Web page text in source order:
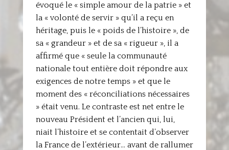
évoqué le « simple amour de la patrie » et
la « volonté de servir » qu’il a reçu en
héritage, puis le « poids de l’histoire », de
sa « grandeur » et de sa « rigueur », il a
affirmé que « seule la communauté
nationale tout entière doit répondre aux
exigences de notre temps » et que le
moment des « réconciliations nécessaires
» était venu. Le contraste est net entre le
nouveau Président et l’ancien qui, lui,
niait l’histoire et se contentait d’observer
la France de l’extérieur… avant de rallumer